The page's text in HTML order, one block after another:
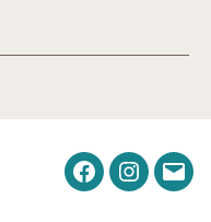
FacebookE-